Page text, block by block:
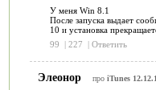
У меня Win 8.1
После запуска выдает
10 и установка
99
| 227 | Ответить
Элеонор про iTunes